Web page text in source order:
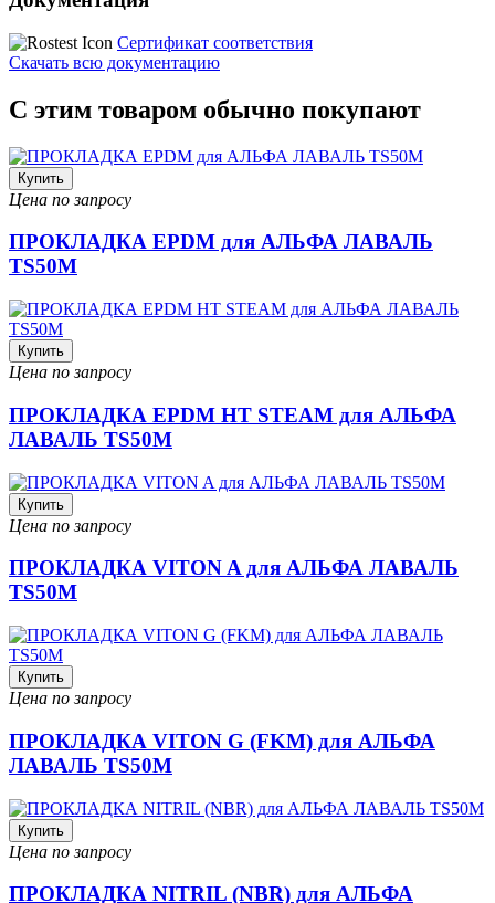
Сертификат соответствия
Скачать всю документацию
С этим товаром обычно покупают
Купить
Цена по запросу
ПРОКЛАДКА EPDM для АЛЬФА ЛАВАЛЬ
TS50M
Купить
Цена по запросу
ПРОКЛАДКА EPDM HT STEAM для АЛЬФА
ЛАВАЛЬ TS50M
Купить
Цена по запросу
ПРОКЛАДКА VITON A для АЛЬФА ЛАВАЛЬ
TS50M
Купить
Цена по запросу
ПРОКЛАДКА VITON G (FKM) для АЛЬФА
ЛАВАЛЬ TS50M
Купить
Цена по запросу
ПРОКЛАДКА NITRIL (NBR) для АЛЬФА